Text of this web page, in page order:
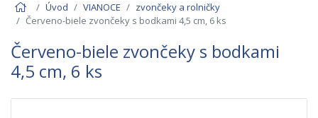
Úvod VIANOCE
zvončeky a rolničky
Červeno-biele zvončeky s bodkami 4,5 cm, 6 ks
Červeno-biele zvončeky s bodkami
4,5 cm, 6 ks